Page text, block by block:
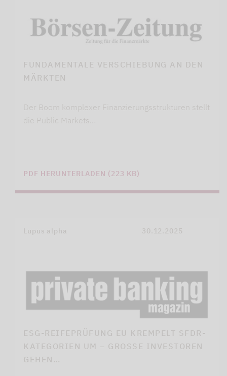
FUNDAMENTALE VERSCHIEBUNG AN DEN
MÄRKTEN
Der Boom komplexer Finanzierungsstrukturen stellt
die Public Markets…
PDF HERUNTERLADEN (223 KB)
Lupus alpha 30.12.2025
ESG-REIFEPRÜFUNG EU KREMPELT SFDR-
KATEGORIEN UM – GROSSE INVESTOREN G
EHEN…